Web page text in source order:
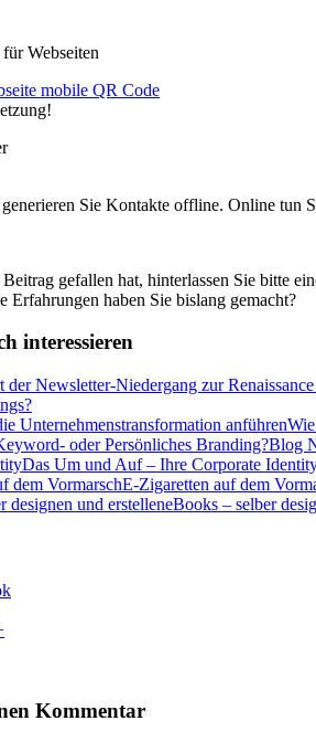
Webseiten
Sie Kontakte offline. Online tun
gefallen hat, hinterlassen Sie bitte
Erfahrungen haben Sie bislang gemacht?
interessieren
Blog
Das Um und Auf – Ihre Corporate
E-Zigaretten auf dem
eBooks – selber
Kommentar